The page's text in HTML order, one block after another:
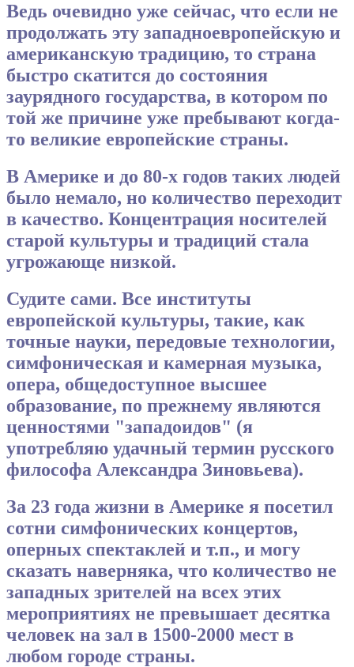
Ведь очевидно уже сейчас, что если не
продолжать эту западноевропейскую и
американскую традицию, то страна
быстро скатится до состояния
заурядного государства, в котором по
той же причине уже пребывают когда-
то великие европейские страны.
В Америке и до 80-х годов таких людей
было немало, но количество переходит
в качество. Концентрация носителей
старой культуры и традиций стала
угрожающе низкой.
Судите сами. Все институты
европейской культуры, такие, как
точные науки, передовые технологии,
симфоническая и камерная музыка,
опера, общедоступное высшее
образование, по прежнему являются
ценностями "западоидов" (я
употребляю удачный термин русского
философа Александра Зиновьева).
За 23 года жизни в Америке я посетил
сотни симфонических концертов,
оперных спектаклей и т.п., и могу
сказать наверняка, что количество не
западных зрителей на всех этих
мероприятиях не превышает десятка
человек на зал в 1500-2000 мест в
любом городе страны.